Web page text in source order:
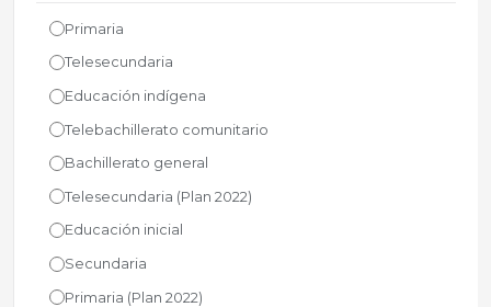
Primaria
Telesecundaria
Educación indígena
Telebachillerato comunitario
Bachillerato general
Telesecundaria (Plan 2022)
Educación inicial
Secundaria
Primaria (Plan 2022)